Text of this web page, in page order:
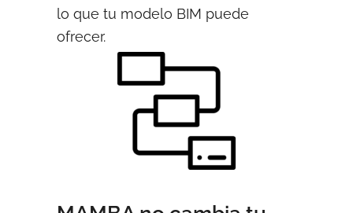
lo que tu modelo BIM puede
ofrecer.